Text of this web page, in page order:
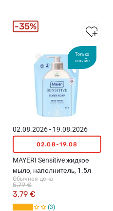
Только
онлайн
02.08.2026 - 19.08.2026
02.08-19.08
MAYERI Sensitive жидкое
мыло, наполнитель, 1.5л
Обычная цена
3,79 €
5,79 €
3
35%